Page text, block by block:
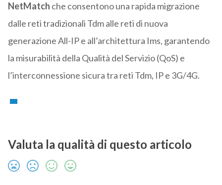
NetMatch che consentono una rapida migrazione
dalle reti tradizionali Tdm alle reti di nuova
generazione All-IP e all’architettura Ims, garantendo
la misurabilità della Qualità del Servizio (QoS) e
l’interconnessione sicura tra reti Tdm, IP e 3G/4G.
Valuta la qualità di questo articolo